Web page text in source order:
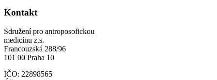
Kontakt
Sdružení pro antroposofickou
medicínu z.s.
Francouzská 288/96
101 00 Praha 10
IČO: 22898565